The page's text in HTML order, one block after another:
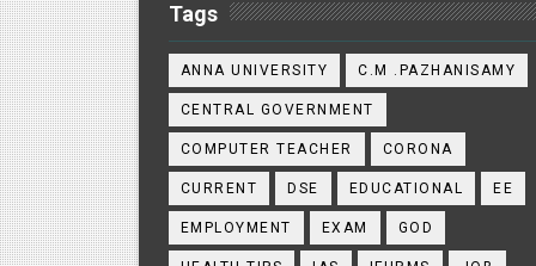
Tags
ANNA UNIVERSITY C.M .PAZHANISAMY
CENTRAL GOVERNMENT
COMPUTER TEACHER CORONA
CURRENT DSE EDUCATIONAL EE
EMPLOYMENT EXAM GOD